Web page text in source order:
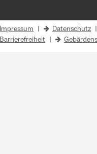
Impressum Datenschutz
Barrierefreiheit